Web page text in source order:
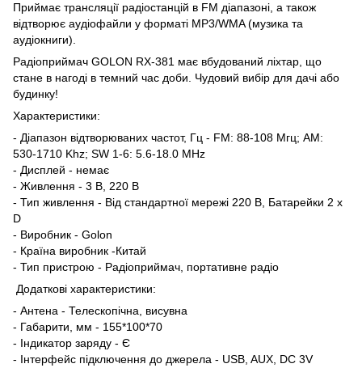
Приймає трансляції радіостанцій в FM діапазоні, а також
відтворює аудіофайли у форматі MP3/WMA (музика та
аудіокниги).
Радіоприймач GOLON RX-381 має вбудований ліхтар, що
стане в нагоді в темний час доби. Чудовий вибір для дачі або
будинку!
Характеристики:
- Діапазон відтворюваних частот, Гц - FM: 88-108 Мгц; AM:
530-1710 Khz; SW 1-6: 5.6-18.0 MHz
- Дисплей - немає
- Живлення - 3 В, 220 В
- Тип живлення - Від стандартної мережі 220 В, Батарейки 2 х
D
- Виробник - Golon
- Країна виробник -Китай
- Тип пристрою - Радіоприймач, портативне радіо
Додаткові характеристики:
- Антена - Телескопічна, висувна
- Габарити, мм - 155*100*70
- Індикатор заряду - Є
- Інтерфейс підключення до джерела - USB, AUX, DC 3V